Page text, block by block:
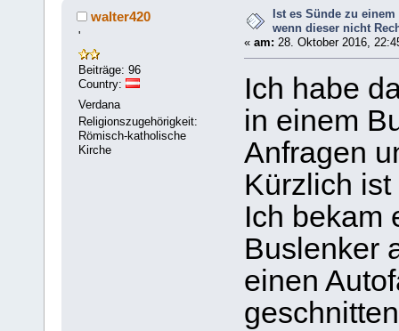
walter420
'
Beiträge: 96
Country:
Verdana
Religionszugehörigkeit:
Römisch-katholische
Kirche
Ist es Sünde zu
wenn dieser nicht
« am: 28. Oktober 2016,
Ich habe
in einem
Anfragen
Kürzlich
Ich bekam
Buslenker
einen